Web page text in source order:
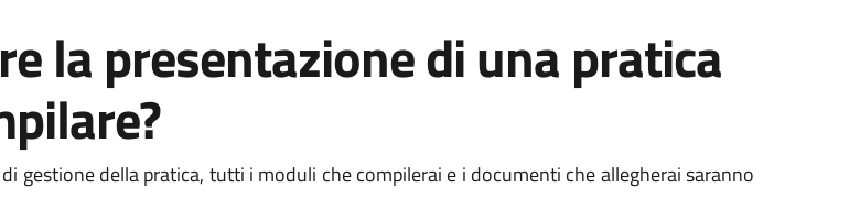
la presentazione di una pratica
gestione della pratica, tutti i moduli che compilerai e i documenti che allegherai saranno